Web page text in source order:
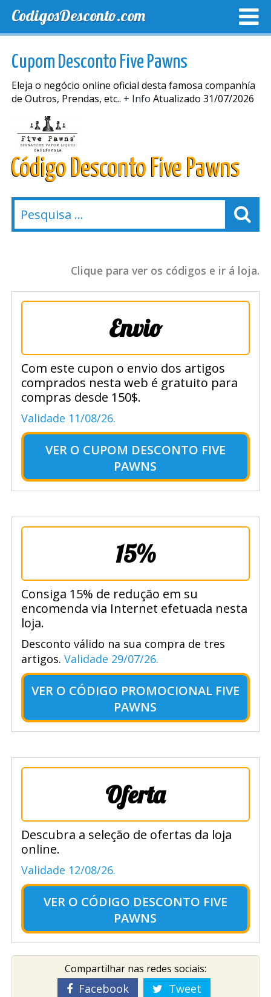
CodigosDesconto.com
Cupom Desconto Five Pawns
Eleja o negócio online oficial desta famosa companhía
de Outros, Prendas, etc.. + Info Atualizado 31/07/2026
Código Desconto Five Pawns
Clique para ver os códigos e ir á loja.
Envio
Com este cupon o envio dos artigos
comprados nesta web é gratuito para
compras desde 150$.
Validade 11/08/26.
VER O CUPOM DESCONTO FIVE
PAWNS
15%
Consiga 15% de redução em su
encomenda via Internet efetuada nesta
loja.
Desconto válido na sua compra de tres
artigos. Validade 29/07/26.
VER O CÓDIGO PROMOCIONAL FIVE
PAWNS
Oferta
Descubra a seleção de ofertas da loja
online.
Validade 12/08/26.
VER O CÓDIGO DESCONTO FIVE
PAWNS
Compartilhar nas redes sociais:
Facebook
Tweet